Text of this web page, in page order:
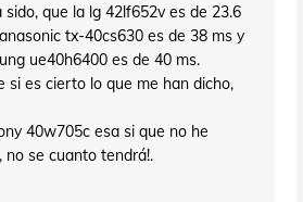
sido, que la lg 42lf652v es de 23.6
tx-40cs630 es de 38 ms y
ue40h6400 es de 40 ms.
si es cierto lo que me han dicho,
40w705c esa si que no he
no se cuanto tendrá!.